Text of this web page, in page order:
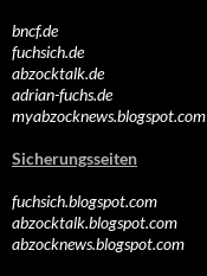
bncf.de
fuchsich.de
abzocktalk.de
adrian-fuchs.de
myabzocknews.blogspot.com
Sicherungsseiten
fuchsich.blogspot.com
abzocktalk.blogspot.com
abzocknews.blogspot.com